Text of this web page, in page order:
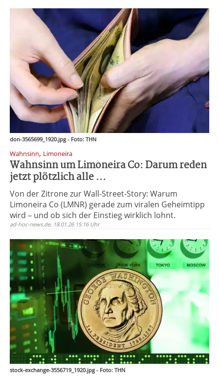
don-3565699_1920.jpg - Foto: THN
Wahnsinn, Limoneira
Wahnsinn um Limoneira Co: Darum reden
jetzt plötzlich alle ...
Von der Zitrone zur Wall-Street-Story: Warum
Limoneira Co (LMNR) gerade zum viralen Geheimtipp
wird – und ob sich der Einstieg wirklich lohnt.
ad-hoc-news.de, 18.01.26 15:16 Uhr
stock-exchange-3556719_1920.jpg - Foto: THN